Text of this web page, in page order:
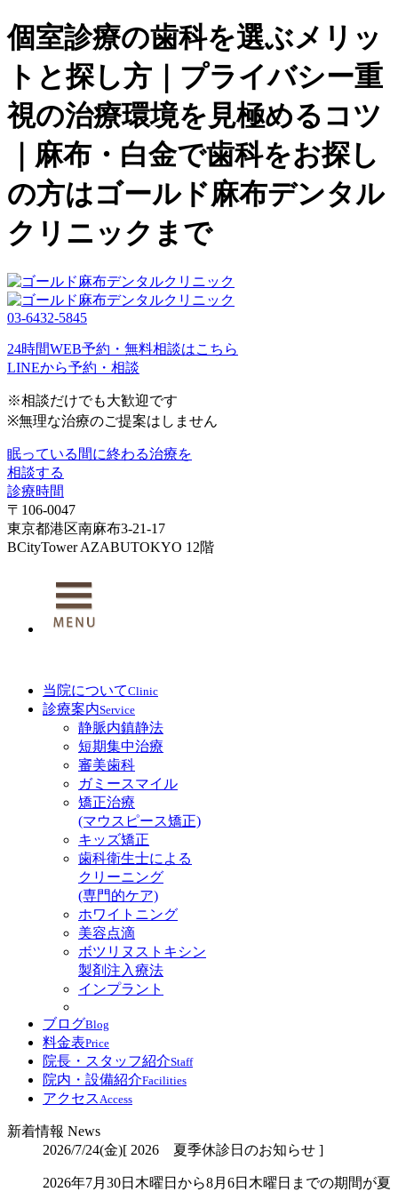
個室診療の歯科を選ぶメリッ
トと探し方｜プライバシー重
視の治療環境を見極めるコツ
｜麻布・白金で歯科をお探し
の方はゴールド麻布デンタル
クリニックまで
03-6432-5845
24時間WEB予約・無料相談はこちら
LINEから予約・相談
※相談だけでも大歓迎です
※無理な治療のご提案はしません
眠っている間に終わる治療を
相談する
診療時間
〒106-0047
東京都港区南麻布3-21-17
BCityTower AZABUTOKYO 12階
当院についてClinic
診療案内Service
静脈内鎮静法
短期集中治療
審美歯科
ガミースマイル
矯正治療
(マウスピース矯正)
キッズ矯正
歯科衛生士による
クリーニング
(専門的ケア)
ホワイトニング
美容点滴
ボツリヌストキシン
製剤注入療法
インプラント
ブログBlog
料金表Price
院長・スタッフ紹介Staff
院内・設備紹介Facilities
アクセス Access
新着情報 News
2026/7/24(金)[ 2026 夏季休診日のお知らせ ]
2026年7月30日木曜日から8月6日木曜日までの期間が夏